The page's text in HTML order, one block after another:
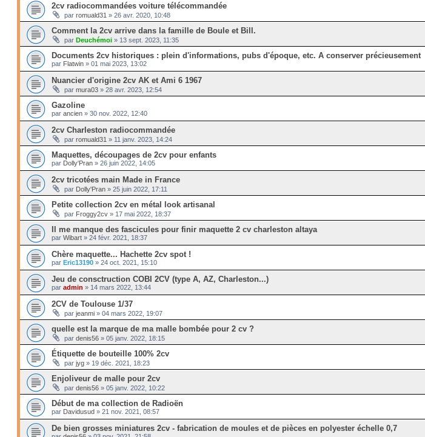
2cv radiocommandées voiture télécommandée
par romuald31 » 26 avr. 2020, 10:48
Comment la 2cv arrive dans la famille de Boule et Bill.
par Deuchémoi» 13 sept. 2023, 11:35
Documents 2cv historiques : plein d'informations, pubs d'époque, etc. A conserver précieusement
par Flatwin» 01 mai 2023, 13:02
Nuancier d'origine 2cv AK et Ami 6 1967
par mura03» 28 avr. 2023, 12:54
Gazoline
par ancien» 30 nov. 2022, 12:40
2cv Charleston radiocommandée
par romuald31 » 11 janv. 2023, 14:24
Maquettes, découpages de 2cv pour enfants
par Dolly'Pran» 26 juin 2022, 14:05
2cv tricotées main Made in France
par Dolly'Pran» 25 juin 2022, 17:11
Petite collection 2cv en métal look artisanal
par Froggy2cv» 17 mai 2022, 18:37
Il me manque des fascicules pour finir maquette 2 cv charleston altaya
par Wibart» 24 févr. 2021, 18:37
Chère maquette... Hachette 2cv spot !
par Eric13190» 24 oct. 2021, 15:10
Jeu de consctruction COBI 2CV (type A, AZ, Charleston...)
par admin » 14 mars 2022, 13:44
2CV de Toulouse 1/37
par jeanmi» 04 mars 2022, 19:07
quelle est la marque de ma malle bombée pour 2 cv ?
par denis56» 05 janv. 2022, 18:15
Étiquette de bouteille 100% 2cv
par jyg» 19 déc. 2021, 18:23
Enjoliveur de malle pour 2cv
par denis56» 05 janv. 2022, 10:22
Début de ma collection de Radioën
par Davidusud» 21 nov. 2021, 08:57
De bien grosses miniatures 2cv - fabrication de moules et de pièces en polyester échelle 0,7